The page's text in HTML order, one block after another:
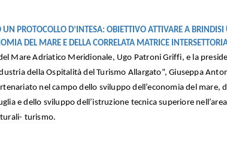
PROTOCOLLO D’INTESA: OBIETTIVO ATTIVARE A
DEL MARE E DELLA CORRELATA MATRICE
Mare Adriatico Meridionale, Ugo Patroni Griffi, e la
della Ospitalità del Turismo Allargato”, Giuseppa
nel campo dello sviluppo dell’economia del mare,
e dello sviluppo dell’istruzione tecnica superiore
turismo.